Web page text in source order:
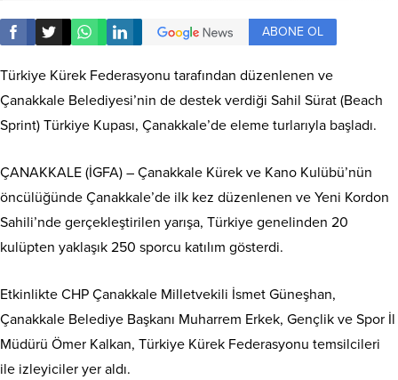
ABONE OL
Türkiye Kürek Federasyonu tarafından düzenlenen ve
Çanakkale Belediyesi’nin de destek verdiği Sahil Sürat (Beach
Sprint) Türkiye Kupası, Çanakkale’de eleme turlarıyla başladı.
ÇANAKKALE (İGFA) – Çanakkale Kürek ve Kano Kulübü’nün
öncülüğünde Çanakkale’de ilk kez düzenlenen ve Yeni Kordon
Sahili’nde gerçekleştirilen yarışa, Türkiye genelinden 20
kulüpten yaklaşık 250 sporcu katılım gösterdi.
Etkinlikte CHP Çanakkale Milletvekili İsmet Güneşhan,
Çanakkale Belediye Başkanı Muharrem Erkek, Gençlik ve Spor İl
Müdürü Ömer Kalkan, Türkiye Kürek Federasyonu temsilcileri
ile izleyiciler yer aldı.